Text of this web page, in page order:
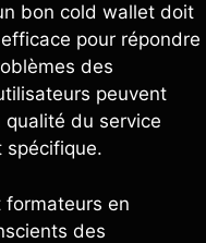
bon cold wallet doit
pour répondre
des
peuvent
du service
spécifique.
formateurs en
des